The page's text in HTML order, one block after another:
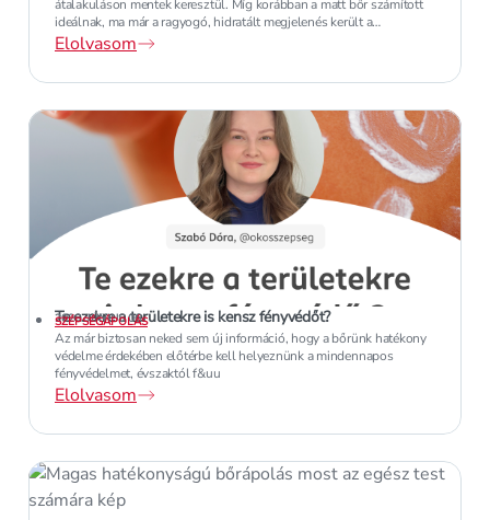
átalakuláson mentek keresztül. Míg korábban a matt bőr számított
ideálnak, ma már a ragyogó, hidratált megjelenés került a
középpontba. A cél nem a bőr elfedése, hanem annak természetes
szépségének kiemelése.
Elolvasom
Te ezekre a területekre is kensz fényvédőt?
2026. JÚNIUS 06.
SZÉPSÉGÁPOLÁS
Az már biztosan neked sem új információ, hogy a bőrünk hatékony
védelme érdekében előtérbe kell helyeznünk a mindennapos
fényvédelmet, évszaktól f&uu
Elolvasom